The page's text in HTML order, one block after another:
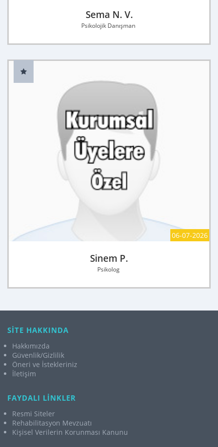
Sema N. V.
Psikolojik Danışman
06-07-2026
Sinem P.
Psikolog
SİTE HAKKINDA
Hakkımızda
Güvenlik/Gizlilik
Öneri ve İstekleriniz
İletişim
FAYDALI LİNKLER
Resmi Siteler
Rehabilitasyon Mevzuatı
Kişisel Verilerin Korunması Kanunu